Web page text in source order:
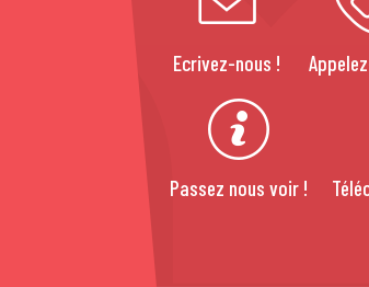
Ecrivez-nous !
Passez nous voir !